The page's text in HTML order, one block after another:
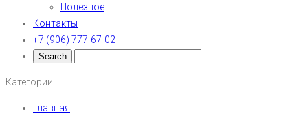
Полезное
Контакты
+7 (906) 777-67-02
Категории
Главная